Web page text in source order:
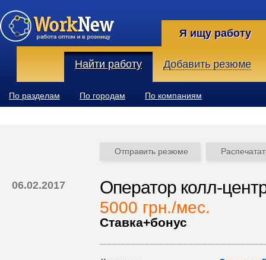
Я ищу работу
Найти работу Добавить резюме
По разделам По городам По компаниям
Отправить резюме
06.02.2017 Оператор колл-
5000 грн./мес.
Ставка+бонус